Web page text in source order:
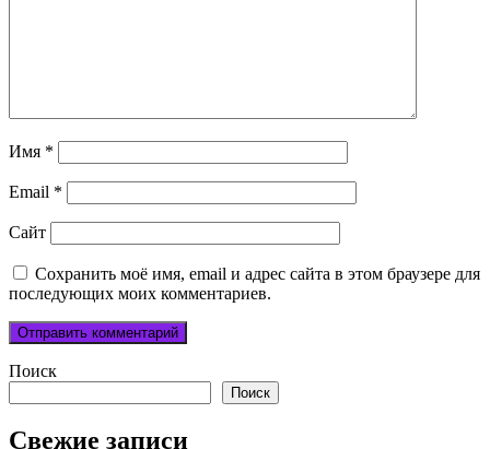
Имя *
Email *
Сайт
Сохранить моё имя, email и адрес сайта в этом браузере для
последующих моих комментариев.
Поиск
Поиск
Свежие записи